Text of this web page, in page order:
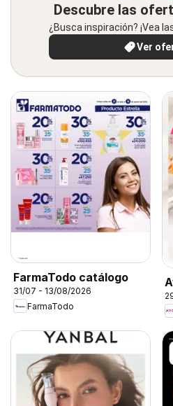
Descubre las
¿Busca inspiración? ¡Vea
Ver
FarmaTodo catálogo
31/07 - 13/08/2026
FarmaTodo